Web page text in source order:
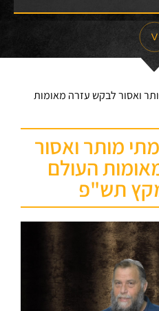
ואסור לבקש עזרה מאומות
מותר ואסור
העולם
תש"פ